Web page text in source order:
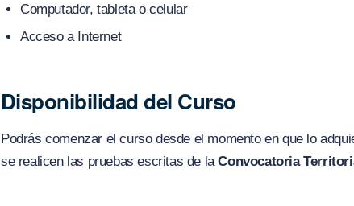
Computador, tableta o celular
Acceso a Internet
Disponibilidad del Curso
Podrás comenzar el curso desde el momento en que lo
se realicen las pruebas escritas de laConvocatoria